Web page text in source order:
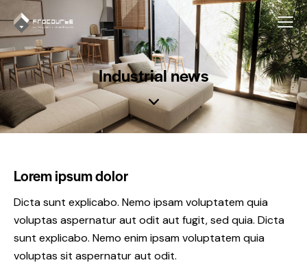
Industrial news
Lorem ipsum dolor
Dicta sunt explicabo. Nemo ipsam voluptatem quia
voluptas aspernatur aut odit aut fugit, sed quia. Dicta
sunt explicabo. Nemo enim ipsam voluptatem quia
voluptas sit aspernatur aut odit.